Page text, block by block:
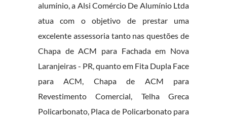
alumínio, a Alsi Comércio De Alumínio Ltda
atua com o objetivo de prestar uma
excelente assessoria tanto nas questões de
Chapa de ACM para Fachada em Nova
Laranjeiras - PR, quanto em Fita Dupla Face
para ACM, Chapa de ACM para
Revestimento Comercial, Telha Greca
Policarbonato, Placa de Policarbonato para